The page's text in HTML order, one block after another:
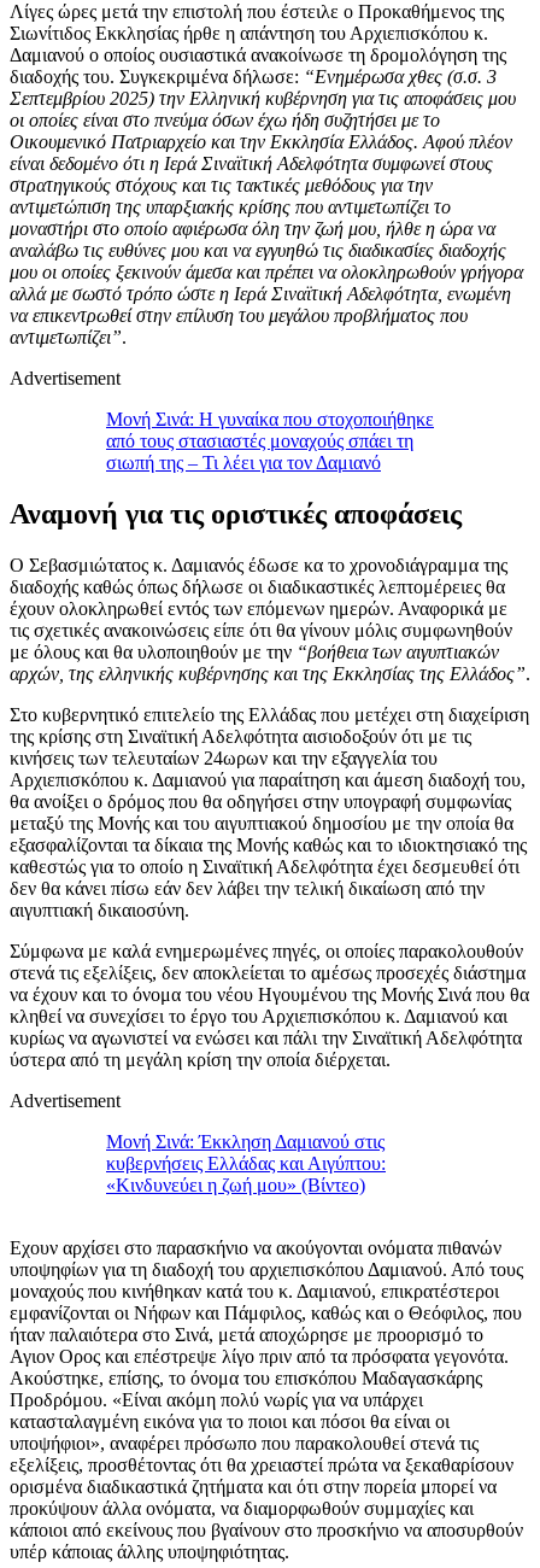
Λίγες ώρες μετά την επιστολή που έστειλε ο Προκαθήμενος της
Σιωνίτιδος Εκκλησίας ήρθε η απάντηση του Αρχιεπισκόπου κ.
Δαμιανού ο οποίος ουσιαστικά ανακοίνωσε τη δρομολόγηση της
διαδοχής του. Συγκεκριμένα δήλωσε: “Ενημέρωσα χθες (σ.σ. 3
Σεπτεμβρίου 2025) την Ελληνική κυβέρνηση για τις αποφάσεις μου
οι οποίες είναι στο πνεύμα όσων έχω ήδη συζητήσει με το
Οικουμενικό Πατριαρχείο και την Εκκλησία Ελλάδος. Αφού πλέον
είναι δεδομένο ότι η Ιερά Σιναϊτική Αδελφότητα συμφωνεί στους
στρατηγικούς στόχους και τις τακτικές μεθόδους για την
αντιμετώπιση της υπαρξιακής κρίσης που αντιμετωπίζει το
μοναστήρι στο οποίο αφιέρωσα όλη την ζωή μου, ήλθε η ώρα να
αναλάβω τις ευθύνες μου και να εγγυηθώ τις διαδικασίες διαδοχής
μου οι οποίες ξεκινούν άμεσα και πρέπει να ολοκληρωθούν γρήγορα
αλλά με σωστό τρόπο ώστε η Ιερά Σιναϊτική Αδελφότητα, ενωμένη
να επικεντρωθεί στην επίλυση του μεγάλου προβλήματος που
αντιμετωπίζει”.
Advertisement
Μονή Σινά: Η γυναίκα που στοχοποιήθηκε
από τους στασιαστές μοναχούς σπάει τη
σιωπή της – Τι λέει για τον Δαμιανό
Αναμονή για τις οριστικές αποφάσεις
Ο Σεβασμιώτατος κ. Δαμιανός έδωσε κα το χρονοδιάγραμμα της
διαδοχής καθώς όπως δήλωσε οι διαδικαστικές λεπτομέρειες θα
έχουν ολοκληρωθεί εντός των επόμενων ημερών. Αναφορικά με
τις σχετικές ανακοινώσεις είπε ότι θα γίνουν μόλις συμφωνηθούν
με όλους και θα υλοποιηθούν με την “βοήθεια των αιγυπτιακών
αρχών, της ελληνικής κυβέρνησης και της Εκκλησίας της Ελλάδος”.
Στο κυβερνητικό επιτελείο της Ελλάδας που μετέχει στη διαχείριση
της κρίσης στη Σιναϊτική Αδελφότητα αισιοδοξούν ότι με τις
κινήσεις των τελευταίων 24ωρων και την εξαγγελία του
Αρχιεπισκόπου κ. Δαμιανού για παραίτηση και άμεση διαδοχή του,
θα ανοίξει ο δρόμος που θα οδηγήσει στην υπογραφή συμφωνίας
μεταξύ της Μονής και του αιγυπτιακού δημοσίου με την οποία θα
εξασφαλίζονται τα δίκαια της Μονής καθώς και το ιδιοκτησιακό της
καθεστώς για το οποίο η Σιναϊτική Αδελφότητα έχει δεσμευθεί ότι
δεν θα κάνει πίσω εάν δεν λάβει την τελική δικαίωση από την
αιγυπτιακή δικαιοσύνη.
Σύμφωνα με καλά ενημερωμένες πηγές, οι οποίες παρακολουθούν
στενά τις εξελίξεις, δεν αποκλείεται το αμέσως προσεχές διάστημα
να έχουν και το όνομα του νέου Ηγουμένου της Μονής Σινά που θα
κληθεί να συνεχίσει το έργο του Αρχιεπισκόπου κ. Δαμιανού και
κυρίως να αγωνιστεί να ενώσει και πάλι την Σιναϊτική Αδελφότητα
ύστερα από τη μεγάλη κρίση την οποία διέρχεται.
Advertisement
Μονή Σινά: Έκκληση Δαμιανού στις
κυβερνήσεις Ελλάδας και Αιγύπτου:
«Κινδυνεύει η ζωή μου» (Βίντεο)
Εχουν αρχίσει στο παρασκήνιο να ακούγονται ονόματα πιθανών
υποψηφίων για τη διαδοχή του αρχιεπισκόπου Δαμιανού. Από τους
μοναχούς που κινήθηκαν κατά του κ. Δαμιανού, επικρατέστεροι
εμφανίζονται οι Νήφων και Πάμφιλος, καθώς και ο Θεόφιλος, που
ήταν παλαιότερα στο Σινά, μετά αποχώρησε με προορισμό το
Αγιον Ορος και επέστρεψε λίγο πριν από τα πρόσφατα γεγονότα.
Ακούστηκε, επίσης, το όνομα του επισκόπου Μαδαγασκάρης
Προδρόμου. «Είναι ακόμη πολύ νωρίς για να υπάρχει
κατασταλαγμένη εικόνα για το ποιοι και πόσοι θα είναι οι
υποψήφιοι», αναφέρει πρόσωπο που παρακολουθεί στενά τις
εξελίξεις, προσθέτοντας ότι θα χρειαστεί πρώτα να ξεκαθαρίσουν
ορισμένα διαδικαστικά ζητήματα και ότι στην πορεία μπορεί να
προκύψουν άλλα ονόματα, να διαμορφωθούν συμμαχίες και
κάποιοι από εκείνους που βγαίνουν στο προσκήνιο να αποσυρθούν
υπέρ κάποιας άλλης υποψηφιότητας.